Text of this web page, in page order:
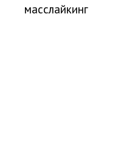
масслайкинг